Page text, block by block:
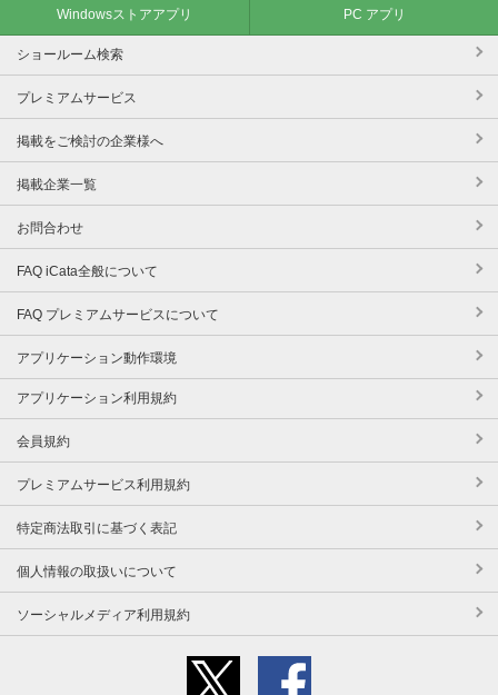
Windowsストアアプリ PC アプリ
ショールーム検索
プレミアムサービス
掲載をご検討の企業様へ
掲載企業一覧
お問合わせ
FAQ iCata全般について
FAQ プレミアムサービスについて
アプリケーション動作環境
アプリケーション利用規約
会員規約
プレミアムサービス利用規約
特定商法取引に基づく表記
個人情報の取扱いについて
ソーシャルメディア利用規約